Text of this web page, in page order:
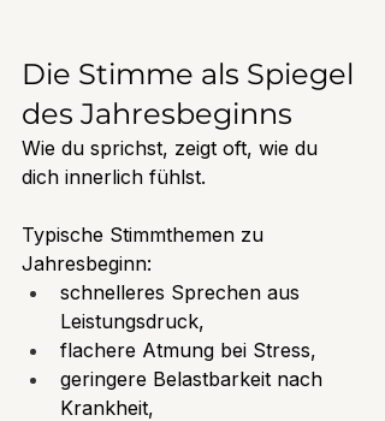
Die Stimme als Spiegel
des Jahresbeginns
Wie du sprichst, zeigt oft, wie du
dich innerlich fühlst.
Typische Stimmthemen zu
Jahresbeginn:
schnelleres Sprechen aus
Leistungsdruck,
flachere Atmung bei Stress,
geringere Belastbarkeit nach
Krankheit,